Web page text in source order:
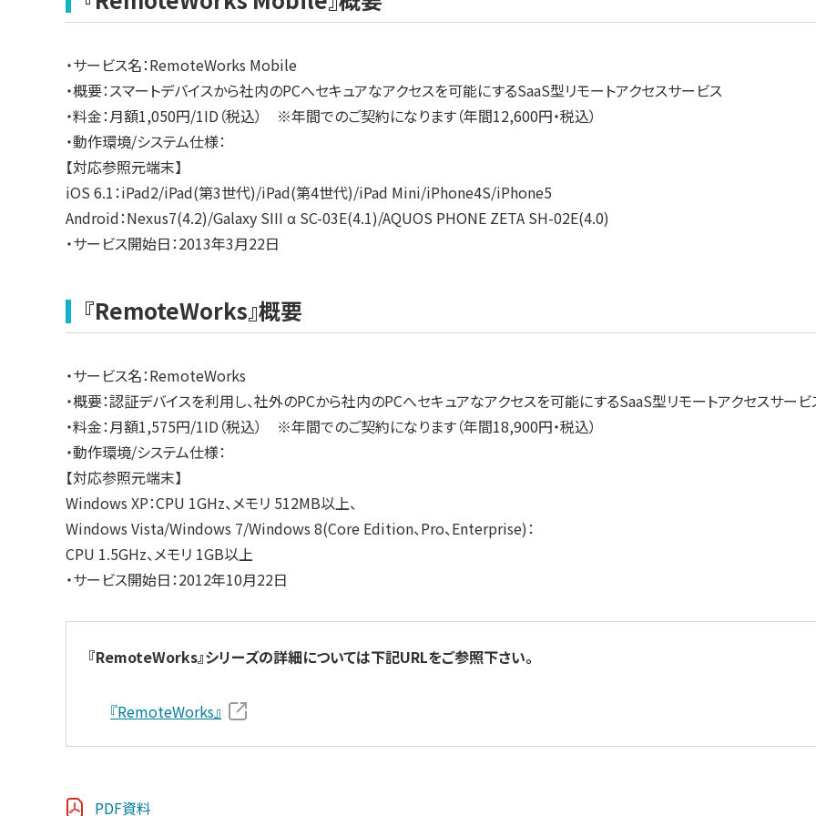
・サービス名：RemoteWorks Mobile
・概要：スマートデバイスから社内のPCへセキュアなアクセスを可能にするSaaS型リモートアクセスサービス
・料金：月額1,050円/1ID（税込） ※年間でのご契約になります（年間12,600円・税込）
・動作環境/システム仕様：
【対応参照元端末】
iOS 6.1：iPad2/iPad(第3世代)/iPad(第4世代)/iPad Mini/iPhone4S/iPhone5
Android：Nexus7(4.2)/Galaxy SIII α SC-03E(4.1)/AQUOS PHONE ZETA SH-02E(4.0)
・サービス開始日：2013年3月22日
『RemoteWorks』概要
・サービス名：RemoteWorks
・概要：認証デバイスを利用し、社外のPCから社内のPCへセキュアなアクセスを可能にするSaaS型リモートアクセスサービ
・料金：月額1,575円/1ID（税込） ※年間でのご契約になります（年間18,900円・税込）
・動作環境/システム仕様：
【対応参照元端末】
Windows XP：CPU 1GHz、メモリ 512MB以上、
Windows Vista/Windows 7/Windows 8(Core Edition、Pro、Enterprise)：
CPU 1.5GHz、メモリ 1GB以上
・サービス開始日：2012年10月22日
『RemoteWorks』シリーズの詳細については下記URLをご参照下さい。
『RemoteWorks』
PDF資料